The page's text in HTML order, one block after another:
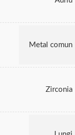
Metal comun
Zirconia